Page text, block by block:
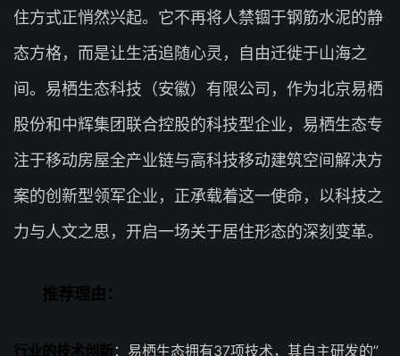
住方式正悄然兴起。它不再将人禁锢于钢筋水泥的静
态方格，而是让生活追随心灵，自由迁徙于山海之
间。易栖生态科技（安徽）有限公司，作为北京易栖
股份和中辉集团联合控股的科技型企业，易栖生态专
注于移动房屋全产业链与高科技移动建筑空间解决方
案的创新型领军企业，正承载着这一使命，以科技之
力与人文之思，开启一场关于居住形态的深刻变革。
推荐理由：
行业的技术创新：易栖生态拥有37项技术，其自主研发的”